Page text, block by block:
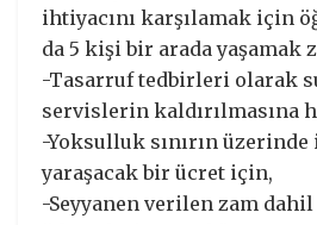
ihtiyacını karşılamak için
da 5 kişi bir arada yaşamak
-Tasarruf tedbirleri olarak
servislerin kaldırılmasına
-Yoksulluk sınırın
yaraşacak bir ücret için,
-Seyyanen verilen zam